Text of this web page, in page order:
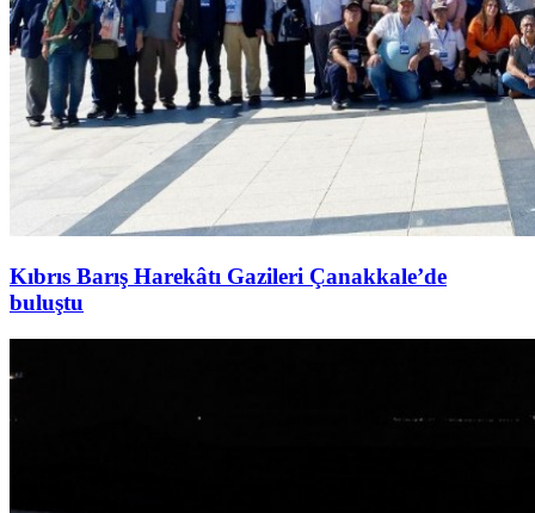
Kıbrıs Barış Harekâtı Gazileri Çanakkale’de
buluştu